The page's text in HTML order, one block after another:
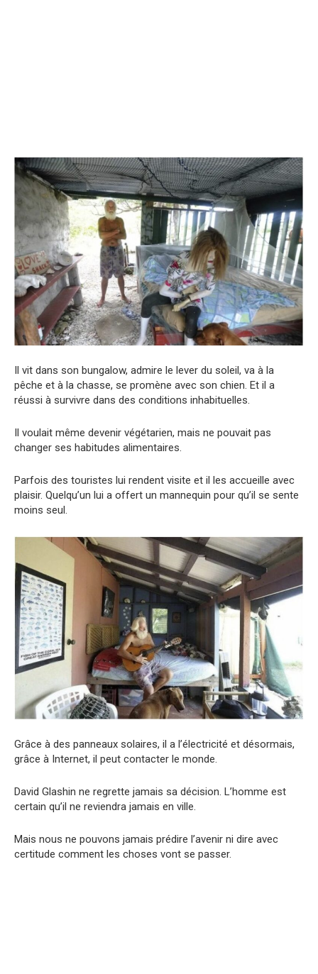
Il vit dans son bungalow, admire le lever du soleil, va à la
pêche et à la chasse, se promène avec son chien. Et il a
réussi à survivre dans des conditions inhabituelles.
Il voulait même devenir végétarien, mais ne pouvait pas
changer ses habitudes alimentaires.
Parfois des touristes lui rendent visite et il les accueille avec
plaisir. Quelqu’un lui a offert un mannequin pour qu’il se sente
moins seul.
Grâce à des panneaux solaires, il a l’électricité et désormais,
grâce à Internet, il peut contacter le monde.
David Glashin ne regrette jamais sa décision. L’homme est
certain qu’il ne reviendra jamais en ville.
Mais nous ne pouvons jamais prédire l’avenir ni dire avec
certitude comment les choses vont se passer.